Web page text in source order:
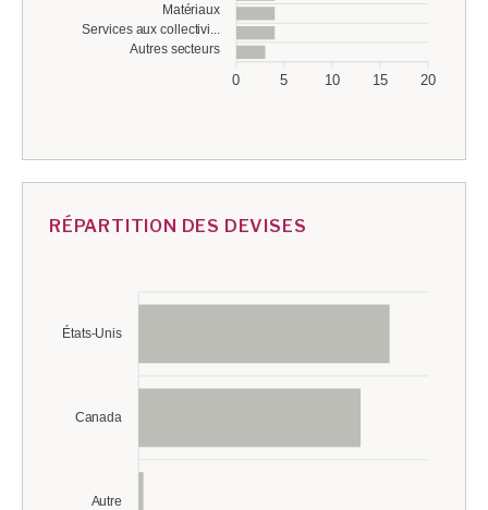
Matériaux
Services aux collectivi...
Autres secteurs
20
15
10
5
0
RÉPARTITION DES DEVISES
États-Unis
Canada
Autre